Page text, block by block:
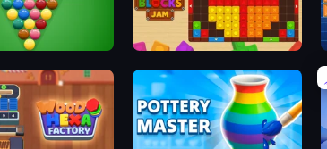
Wood Blocks Jam